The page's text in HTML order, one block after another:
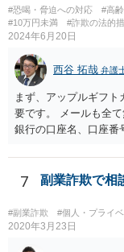
#恐喝・脅迫への対応 #高
#10万円未満
#詐欺の法的
2024年6月20日
西谷 拓哉 弁護
まず、アップルギフ
要です。 メールも全
銀行の口座名、口座番
はありません。 その
となどが確認できる
座については、 銀行
7 副業詐欺で相
#副業詐欺 #個人・プライベ
2020年3月23日